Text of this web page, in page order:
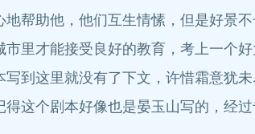
助他，他们互生情愫，但是好景不
里才能接受良好的教育，考上一个
这里就没有了下文，许惜霜意犹未
这个剧本好像也是晏玉山写的，经